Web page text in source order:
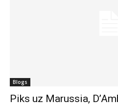
Blogs
Piks uz Marussia,